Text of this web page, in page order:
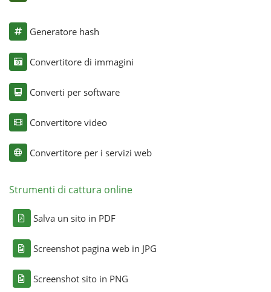
Generatore hash
Convertitore di immagini
Converti per software
Convertitore video
Convertitore per i servizi web
Strumenti di cattura online
Salva un sito in PDF
Screenshot pagina web in JPG
Screenshot sito in PNG